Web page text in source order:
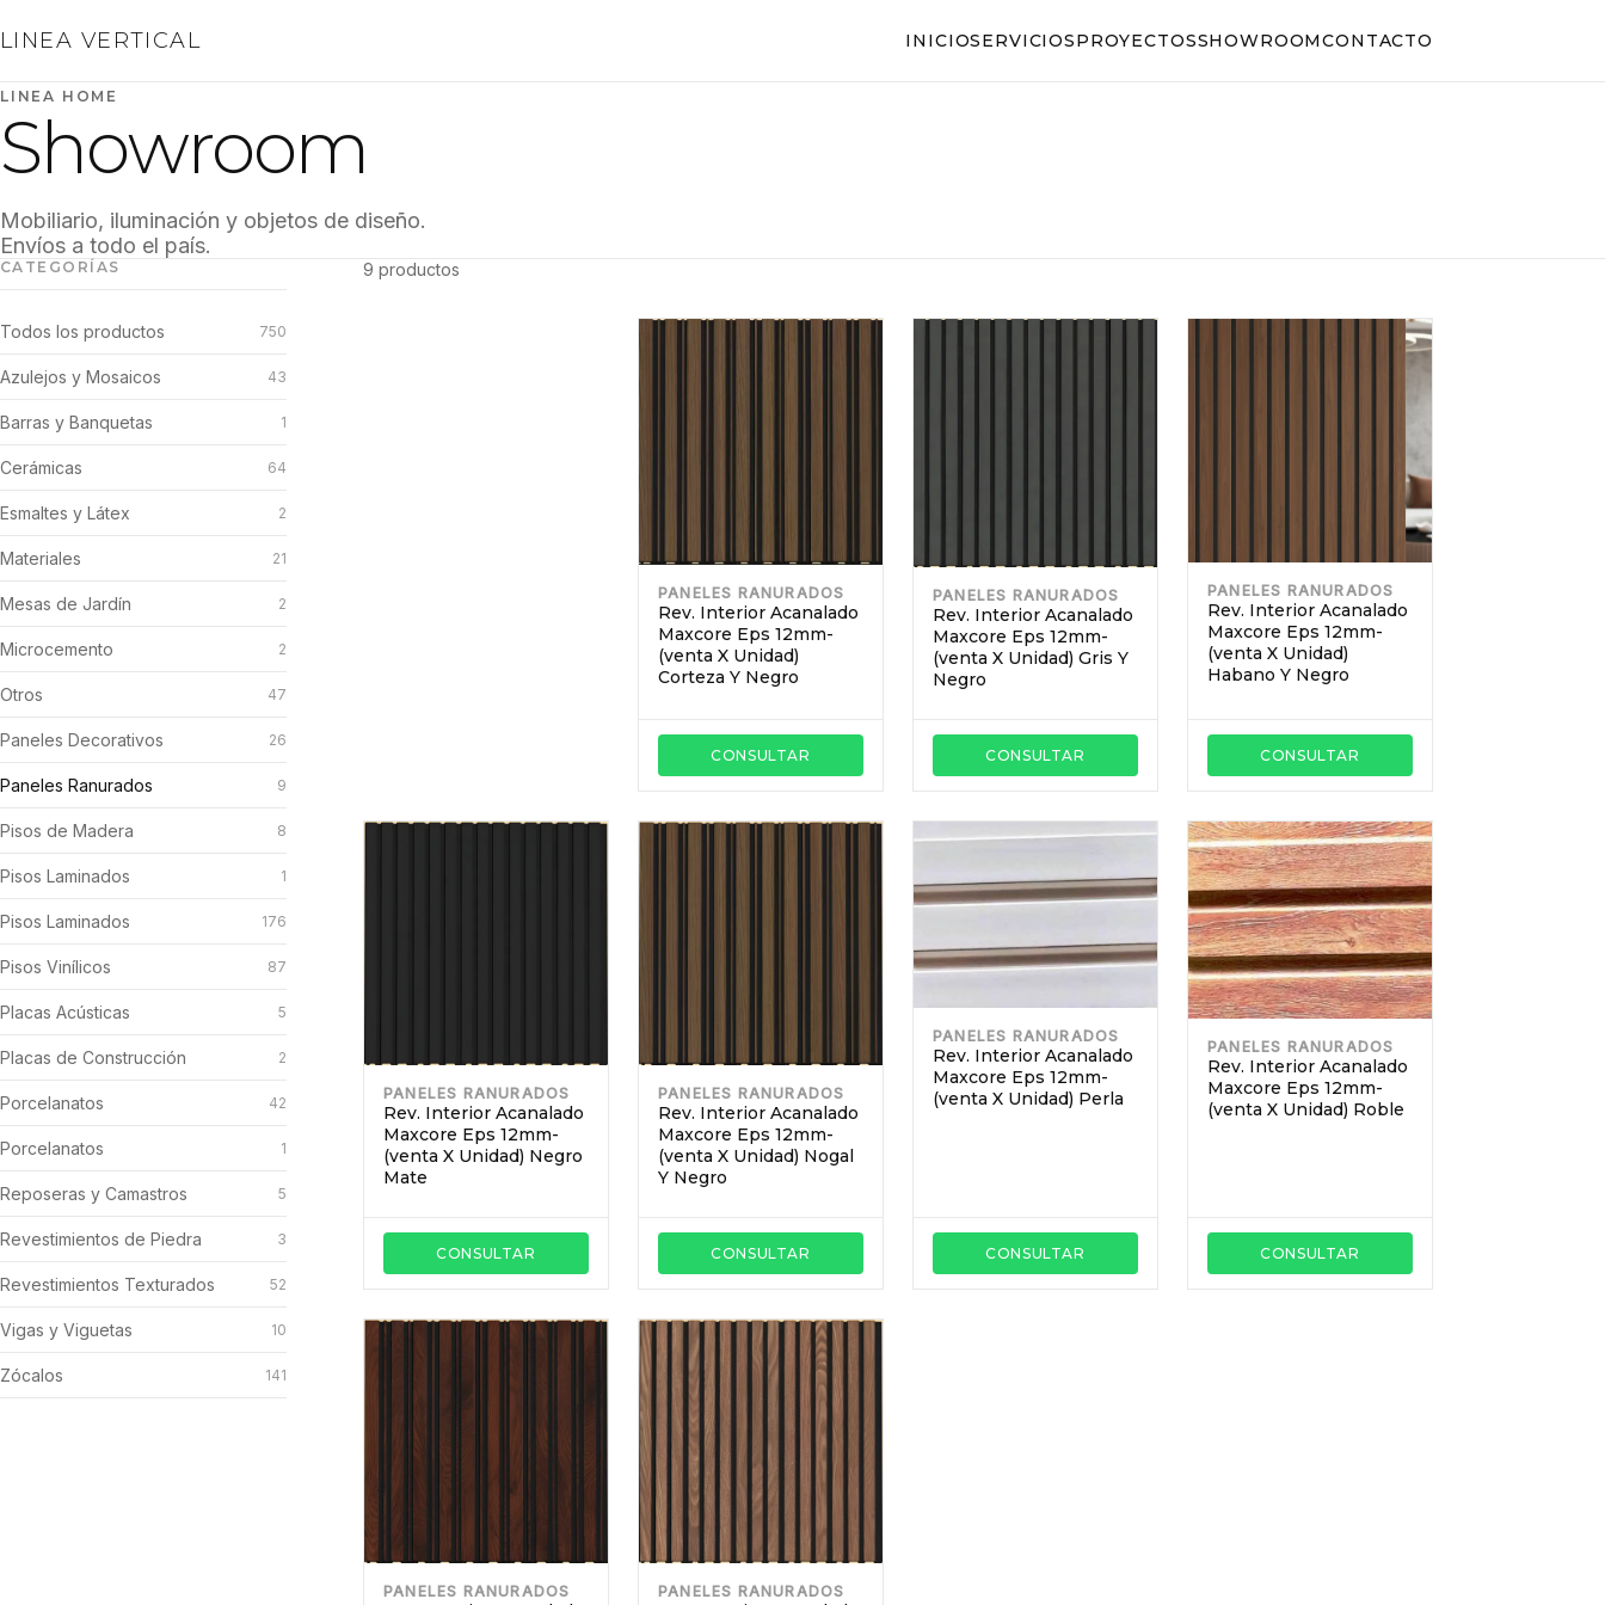
LINEA VERTICAL INICIOSERVICIOSPROYECTOSSHOWROOMCONTACTO
LINEA HOME
Showroom
Mobiliario, iluminación y objetos de diseño.
Envíos a todo el país.
CATEGORÍAS
Todos los productos 750
Azulejos y Mosaicos 43
Barras y Banquetas 1
Cerámicas 64
Esmaltes y Látex 2
Materiales 21
Mesas de Jardín 2
Microcemento 2
Otros 47
Paneles Decorativos 26
Paneles Ranurados 9
Pisos de Madera 8
Pisos Laminados 1
Pisos Laminados 176
Pisos Vinílicos 87
Placas Acústicas 5
Placas de Construcción 2
Porcelanatos 42
Porcelanatos 1
Reposeras y Camastros 5
Revestimientos de Piedra 3
Revestimientos Texturados 52
Vigas y Viguetas 10
Zócalos 141
9 productos
PANELES RANURADOS
Rev. Interior Acanalado
Maxcore Eps 12mm-
(venta X Unidad)
Corteza Y Negro
CONSULTAR
PANELES RANURADOS
Rev. Interior Acanalado
Maxcore Eps 12mm-
(venta X Unidad) Gris Y
Negro
CONSULTAR
PANELES RANURADOS
Rev. Interior Acanalado
Maxcore Eps 12mm-
(venta X Unidad)
Habano Y Negro
CONSULTAR
PANELES RANURADOS
Rev. Interior Acanalado
Maxcore Eps 12mm-
(venta X Unidad) Negro
Mate
CONSULTAR
PANELES RANURADOS
Rev. Interior Acanalado
Maxcore Eps 12mm-
(venta X Unidad) Nogal
Y Negro
CONSULTAR
PANELES RANURADOS
Rev. Interior Acanalado
Maxcore Eps 12mm-
(venta X Unidad) Perla
CONSULTAR
PANELES RANURADOS
Rev. Interior Acanalado
Maxcore Eps 12mm-
(venta X Unidad) Roble
CONSULTAR
PANELES RANURADOS PANELES RANURADOS